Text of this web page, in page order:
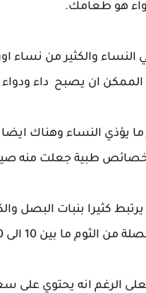
هو طعامك.
النساء والكثير من نساء
ان يصبح داء
يؤذي النساء وهناك
خصائص طبية جعلت منه
كثيرا بنبات البصل
ما بين 10 الى 20 فص.
الرغم انه يحتوي على